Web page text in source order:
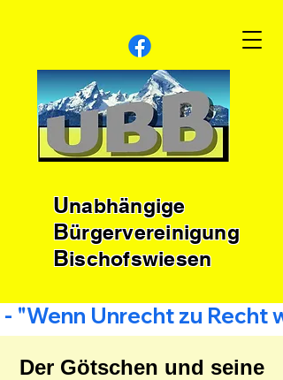
Unabhängige
Bürgervereinigung
Bischofswiesen
- "Wenn Unrecht zu Recht
Der Götschen und seine